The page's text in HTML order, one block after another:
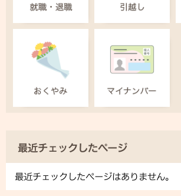
最近チェックしたページ
最近チェックしたページはありません。